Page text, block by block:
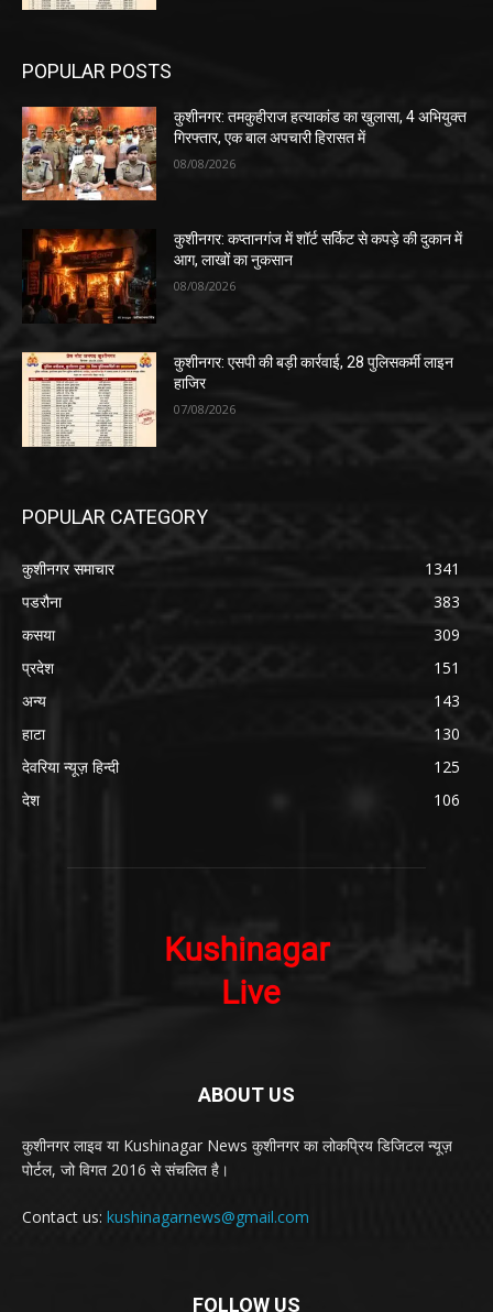
POPULAR POSTS
कुशीनगर: तमकुहीराज हत्याकांड का खुलासा, 4 अभियुक्त
गिरफ्तार, एक बाल अपचारी हिरासत में
08/08/2026
कुशीनगर: कप्तानगंज में शॉर्ट सर्किट से कपड़े की दुकान में
आग, लाखों का नुकसान
08/08/2026
कुशीनगर: एसपी की बड़ी कार्रवाई, 28 पुलिसकर्मी लाइन
हाजिर
07/08/2026
POPULAR CATEGORY
कुशीनगर समाचार
1341
पडरौना
383
कसया
309
प्रदेश
151
अन्य
143
हाटा
130
देवरिया न्यूज़ हिन्दी
125
देश
106
ABOUT US
कुशीनगर लाइव या Kushinagar News कुशीनगर का लोकप्रिय डिजिटल न्यूज़
पोर्टल, जो विगत 2016 से संचलित है।
Contact us: kushinagarnews@gmail.com
FOLLOW US